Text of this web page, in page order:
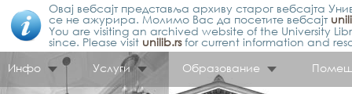
Овај вебсајт представља архиву старог вебсајта
се не ажурира. Молимо Вас да посетите вебсајт
You are visiting an archived website of the University
since. Please visit unilib.rsfor current information and
Инфо
Услуги Образование